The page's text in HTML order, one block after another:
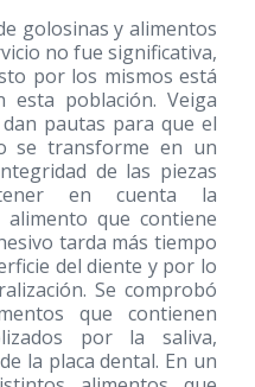
golosinas y alimentos
no fue significativa,
por los mismos está
esta población. Veiga
dan pautas para que el
se transforme en un
de las piezas
tener en cuenta la
que contiene
tarda más tiempo
del diente y por lo
Se comprobó
que contienen
por la saliva,
la placa dental. En un